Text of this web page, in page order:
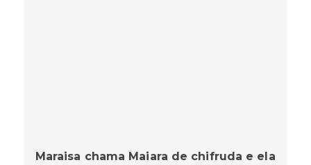
Maraisa chama Maiara de chifruda e ela